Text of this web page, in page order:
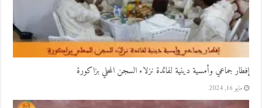
إفطار جماعي وأمسية دينية لفائدة نزلاء السجن المحلي بزاكورة
مايو 16, 2024